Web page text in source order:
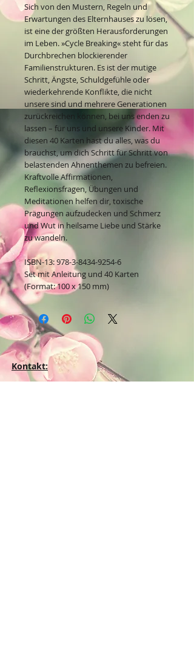
Sich von den Mustern, Regeln und
Erwartungen des Elternhauses zu lösen,
ist eine der größten Herausforderungen
im Leben. »Cycle Breaking« steht für das
Durchbrechen blockierender
Familienstrukturen. Es ist der mutige
Schritt, Ängste, Schuldgefühle oder
wiederkehrende Konflikte, die nicht
unsere sind und mehrere Generationen
zurückreichen können, bei uns enden zu
lassen – für uns und unsere Kinder. Mit
diesen 40 Karten hast du alles, was du
brauchst, um dich Schritt für Schritt von
belastenden Ahnenthemen zu befreien.
Kraftvolle Affirmationen,
Reflexionsfragen, Übungen und
Meditationen helfen dir, toxische
Prägungen aufzudecken und Schmerz
und Wut in heilsame Liebe und Stärke
zu wandeln.
ISBN-13: 978-3-8434-9254-6
Set mit Anleitung und 40 Karten
(Format: 100 x 150 mm)
Kontakt: